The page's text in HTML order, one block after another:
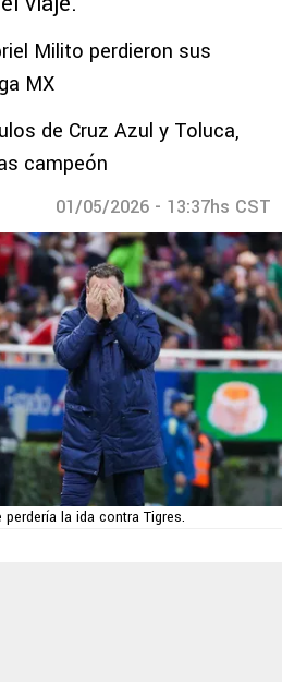
Milito perdieron sus
MX
de Cruz Azul y Toluca,
campeón
01/05/2026 - 13:37hs CST
la ida contra Tigres.